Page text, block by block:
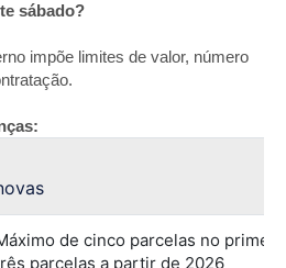
sábado?
impõe limites de valor, número
de cinco parcelas no
parcelas a partir de 2026